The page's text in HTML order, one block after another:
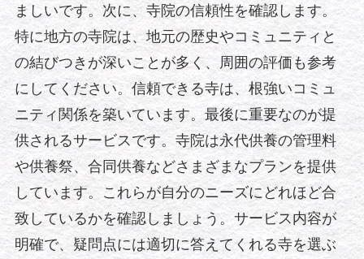
ましいです。次に、寺院の信頼性を確認します。
特に地方の寺院は、地元の歴史やコミュニティと
の結びつきが深いことが多く、周囲の評価も参考
にしてください。信頼できる寺は、根強いコミュ
ニティ関係を築いています。最後に重要なのが提
供されるサービスです。寺院は永代供養の管理料
や供養祭、合同供養などさまざまなプランを提供
しています。これらが自分のニーズにどれほど合
致しているかを確認しましょう。サービス内容が
明確で、疑問点には適切に答えてくれる寺を選ぶ